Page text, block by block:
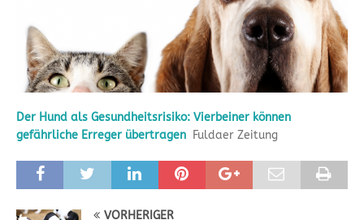
Der Hund als Gesundheitsrisiko: Vierbeiner können
gefährliche Erreger übertragen Fuldaer Zeitung
VORHERIGER